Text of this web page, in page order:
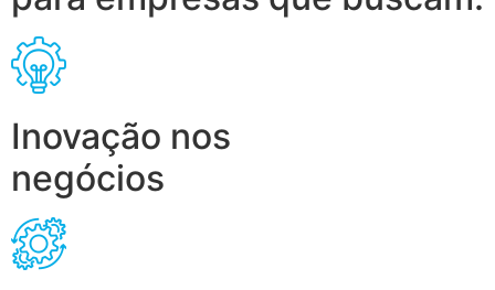
Inovação nos
negócios